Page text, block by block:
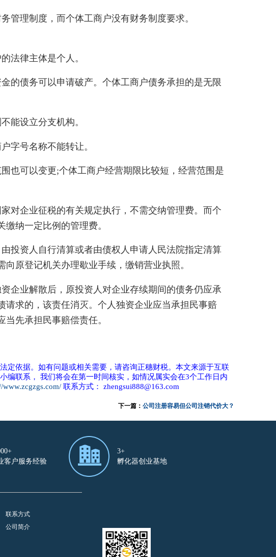
理制度，而个体工商户没有财务制度要求。
律主体是个人。
债务可以申请破产。个体工商户债务承担的是无限
设立分支机构。
号名称不能转让。
可以变更;个体工商户经营期限比较短，经营范围是
企业征税的有关规定执行，不需交纳管理费。而个
纳一定比例的管理费。
资人自行清算或者由债权人申请人民法院指定清算
原登记机关办理歇业手续，缴销营业执照。
业解散后，原投资人对企业存续期间的债务仍应承
求的，该责任消灭。个人独资企业应当承担民事赔
先承担民事赔偿责任。
定依据。如有问题或相关需要，请咨询正穗财税。本文来源于互联
编联系， 我们将会在第一时间核实，如情况属实会在3个工作日内
www.zcgzgs.com/ 联系方式： zhengsui888@163.com
下一篇： 公司注册容易但公司注销代价大？
客户服务经验
3+
孵化器创业基地
联系方式
公司简介